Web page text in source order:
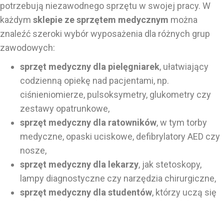
potrzebują niezawodnego sprzętu w swojej pracy. W
każdym sklepie ze sprzętem medycznym można
znaleźć szeroki wybór wyposażenia dla różnych grup
zawodowych:
sprzęt medyczny dla pielęgniarek, ułatwiający
codzienną opiekę nad pacjentami, np.
ciśnieniomierze, pulsoksymetry, glukometry czy
zestawy opatrunkowe,
sprzęt medyczny dla ratowników, w tym torby
medyczne, opaski uciskowe, defibrylatory AED czy
nosze,
sprzęt medyczny dla lekarzy, jak stetoskopy,
lampy diagnostyczne czy narzędzia chirurgiczne,
sprzęt medyczny dla studentów, którzy uczą się